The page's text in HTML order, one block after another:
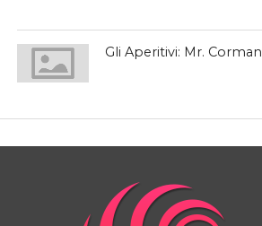
Gli Aperitivi: Mr. Corman